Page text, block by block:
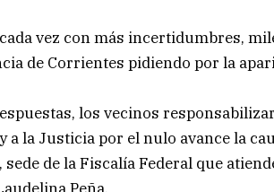
vez con más incertidumbres,
de Corrientes pidiendo por la
los vecinos
la Justicia por el nulo avance la
de la Fiscalía Federal que
Peña.